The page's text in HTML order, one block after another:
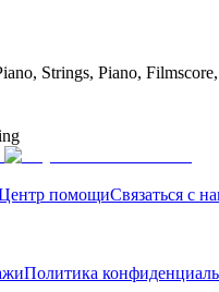
Strings, Piano,
помощиСвязаться с
Политика